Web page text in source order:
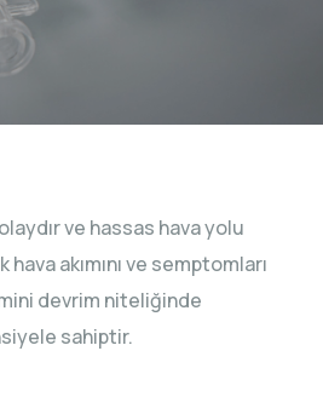
ve hassas hava yolu
akımını ve semptomları
devrim niteliğinde
sahiptir.